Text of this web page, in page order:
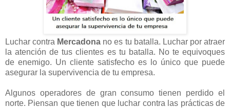
Luchar contra Mercadona no es tu batalla. Luchar por atraer
la atención de tus clientes es tu batalla. No te equivoques
de enemigo. Un cliente satisfecho es lo único que puede
asegurar la supervivencia de tu empresa.
Algunos operadores de gran consumo tienen perdido el
norte. Piensan que tienen que luchar contra las prácticas de